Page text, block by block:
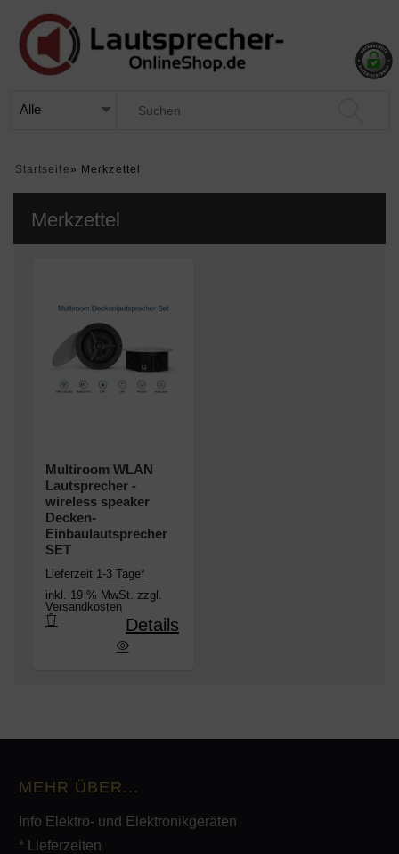
Startseite » Merkzettel
Merkzettel
Multiroom WLAN
Lautsprecher -
wireless speaker
Decken-
Einbaulautsprecher
SET
Lieferzeit 1-3 Tage*
inkl. 19 % MwSt. zzgl.
Versandkosten
- wireless speaker Decken-
Details
MEHR ÜBER...
Info Elektro- und Elektronikgeräten
* Lieferzeiten